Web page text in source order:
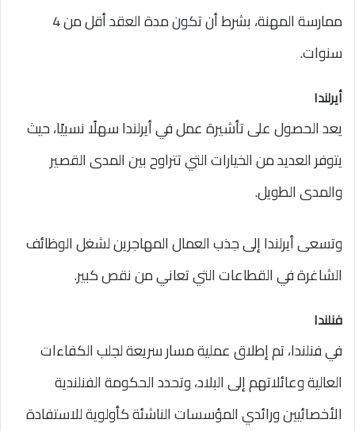
ممارسة المهنة، بشرط أن تكون مدة العقد أقل من 4
سنوات.
أيرلندا
يعد الحصول على تأشيرة عمل في أيرلندا سهلًا نسبيًا، حيث
يتوفر العديد من الخيارات التي تتراوح بين المدى القصير
والمدى الطويل.
وتسعى أيرلندا إلى جذب العمال المهاجرين لشغل الوظائف
الشاغرة في القطاعات التي تعاني من نقص كبير.
فنلندا
في فنلندا، تم إطلاق عملية مسار سريعة لجلب الكفاءات
العالية وعائلاتهم إلى البلاد، وتحدد الحكومة الفنلندية
الأخصائيين ورائدي المؤسسات الناشئة كأولوية للاستفادة